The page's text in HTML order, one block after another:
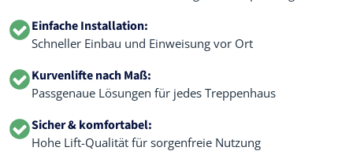
Einfache Installation:
Schneller Einbau und Einweisung vor Ort
Kurvenlifte nach Maß:
Passgenaue Lösungen für jedes Treppenhaus
Sicher & komfortabel:
Hohe Lift-Qualität für sorgenfreie Nutzung